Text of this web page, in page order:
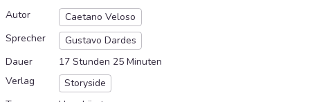
Autor
Caetano Veloso
Sprecher
Gustavo Dardes
Dauer
17 Stunden 25 Minuten
Verlag
Storyside